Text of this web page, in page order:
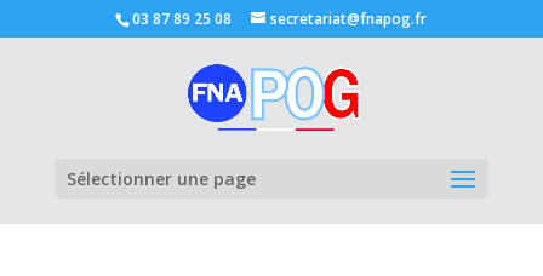
03 87 89 25 08 secretariat@fnapog.fr
Sélectionner une page